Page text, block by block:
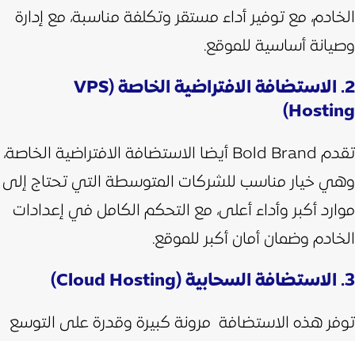
الخادم، مع توفير أداء مستقر وتكلفة مناسبة، مع إدارة
وصيانة أساسية للموقع.
2. الاستضافة الافتراضية الخاصة (VPS
Hosting)
تقدم Bold Brand أيضا الاستضافة الافتراضية الخاصة،
وهي خيار مناسب للشركات المتوسطة التي تحتاج إلى
موارد أكبر وأداء أعلى، مع التحكم الكامل في إعدادات
الخادم وضمان أمان أكبر للموقع.
3. الاستضافة السحابية (Cloud Hosting)
توفر هذه الاستضافة مرونة كبيرة وقدرة على التوسع